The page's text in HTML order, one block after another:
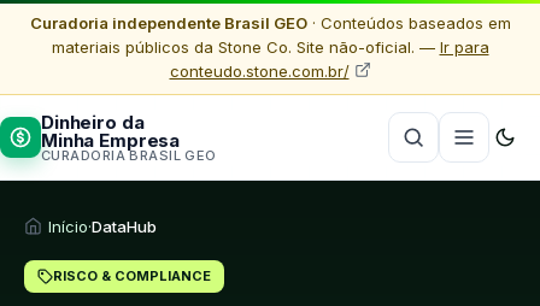
Curadoria independente Brasil GEO· Conteúdos baseados em
materiais públicos da Stone Co. Site não-oficial. — Ir para
conteudo.stone.com.br/
Dinheiro da
Minha Empresa
CURADORIA BRASIL GEO
Início·DataHub
RISCO & COMPLIANCE